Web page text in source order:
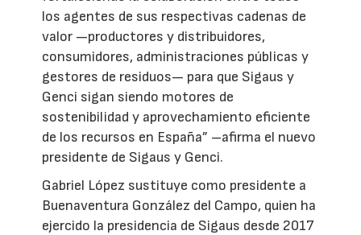
los agentes de sus respectivas cadenas de
valor —productores y distribuidores,
consumidores, administraciones públicas y
gestores de residuos— para que Sigaus y
Genci sigan siendo motores de
sostenibilidad y aprovechamiento eficiente
de los recursos en España” –afirma el nuevo
presidente de Sigaus y Genci.
Gabriel López sustituye como presidente a
Buenaventura González del Campo, quien ha
ejercido la presidencia de Sigaus desde 2017